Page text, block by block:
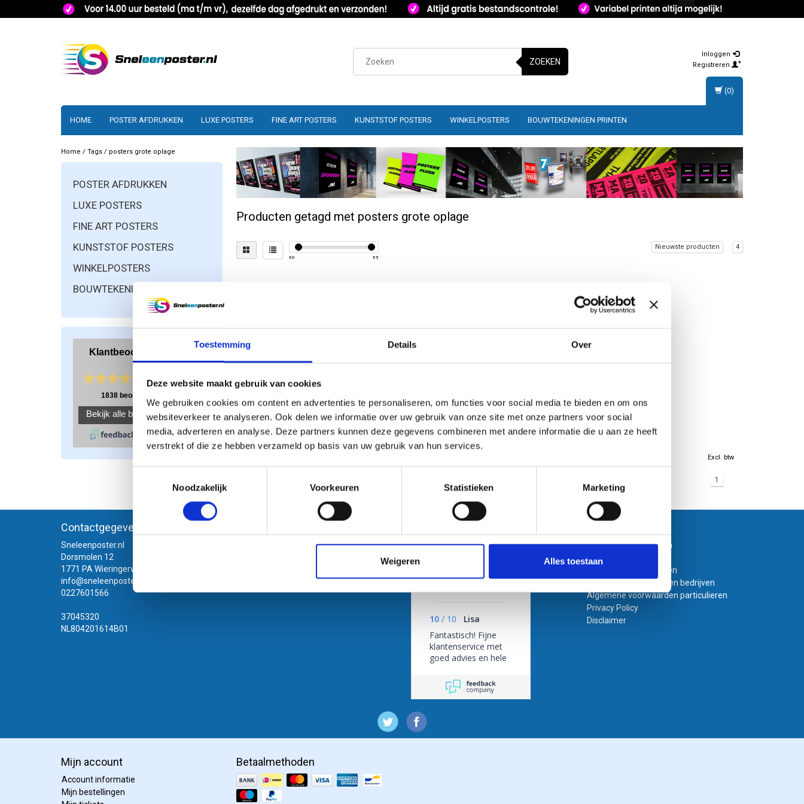
Toestemming Details Over
Deze website maakt gebruik van cookies
We gebruiken cookies om content en advertenties te personaliseren, om functies voor social media te bieden en om ons
websiteverkeer te analyseren. Ook delen we informatie over uw gebruik van onze site met onze partners voor social
media, adverteren en analyse. Deze partners kunnen deze gegevens combineren met andere informatie die u aan ze heeft
verstrekt of die ze hebben verzameld op basis van uw gebruik van hun services.
Noodzakelijk
Voorkeuren Statistieken Marketing
Weigeren Alles toestaan
ZOEKEN
Inloggen
Registreren
HOME POSTER AFDRUKKEN LUXE POSTERS FINE ART POSTERS KUNSTSTOF POSTERS WINKELPOSTERS BOUWTEKENINGEN PRINTEN
(0)
Home / Tags / posters grote oplage
POSTER AFDRUKKEN
LUXE POSTERS
FINE ART POSTERS
KUNSTSTOF POSTERS
WINKELPOSTERS
BOUWTEKENINGEN PRINTEN
Producten getagd met posters grote oplage
€0 €5
Nieuwste producten 4
A2 Offset (59,4 x 42 cm)
€0,83
Excl. btw
1
Contactgegevens
Sneleenposter.nl
Dorsmolen 12
1771 PA Wieringerwerf
info@sneleenposter.nl
0227601566
37045320
NL804201614B01
10 / 10
Lisa
Fantastisch! Fijne
klantenservice met
goed advies en hele
Bestanden aanleveren
Variabel printen
Bestand laten opmaken
Algemene voorwaarden bedrijven
Algemene voorwaarden particulieren
Privacy Policy
Disclaimer
Mijn account
Account informatie
Mijn bestellingen
Betaalmethoden